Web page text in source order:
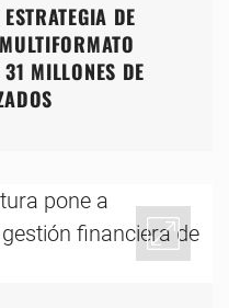
DE
MILLONES DE